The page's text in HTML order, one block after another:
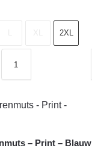
2XL
– Print – Blauw